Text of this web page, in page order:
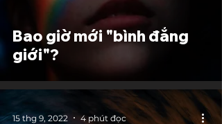
Bao giờ mới "bình đẳng
giới"?
15 thg 9, 2022 4 phút đọc